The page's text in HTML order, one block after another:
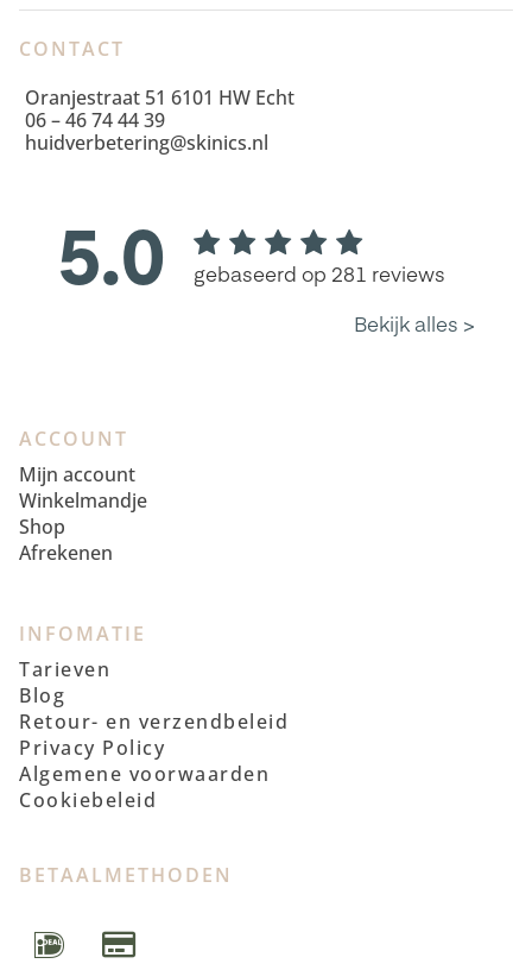
CONTACT
Oranjestraat 51 6101 HW Echt
06 – 46 74 44 39
huidverbetering@skinics.nl
ACCOUNT
Mijn account
Winkelmandje
Shop
Afrekenen
INFOMATIE
Tarieven
Blog
Retour- en verzendbeleid
Privacy Policy
Algemene voorwaarden
Cookiebeleid
BETAALMETHODEN